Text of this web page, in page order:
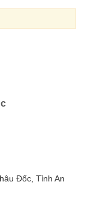
Đốc, Tỉnh An